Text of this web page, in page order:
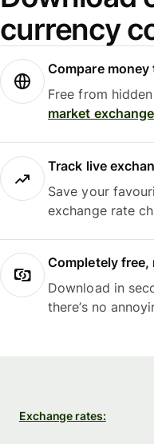
currency
Compare
Free from
market
Track live
Save your
exchange rate
Completely free,
Download in
there’s no
Exchange rates: